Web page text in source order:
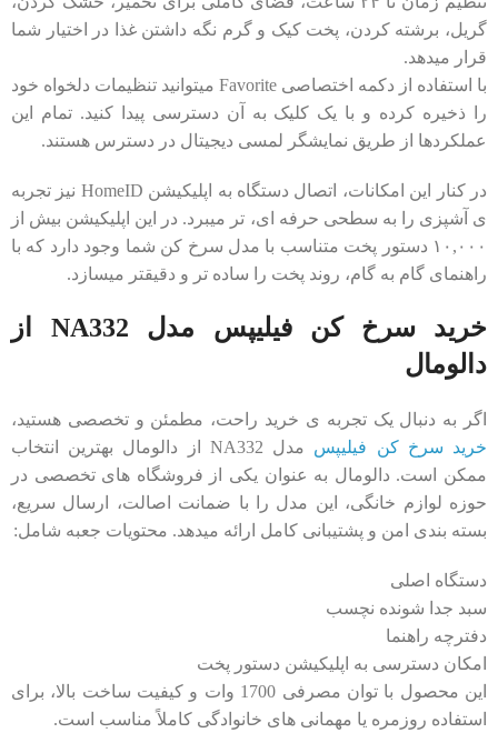
گریل، برشته‌ کردن، پخت کیک و گرم ‌نگه ‌داشتن غذا در اختیار شما
قرار میدهد.
با استفاده از دکمه اختصاصی Favorite میتوانید تنظیمات دلخواه خود
را ذخیره کرده و با یک کلیک به آن دسترسی پیدا کنید. تمام این
عملکردها از طریق نمایشگر لمسی دیجیتال در دسترس هستند.
در کنار این امکانات، اتصال دستگاه به اپلیکیشن HomeID نیز تجربه
‌ی آشپزی را به سطحی حرفه‌ ای، ‌تر میبرد. در این اپلیکیشن بیش از
۱۰,۰۰۰ دستور پخت متناسب با مدل سرخ‌ کن شما وجود دارد که با
راهنمای گام ‌به ‌گام، روند پخت را ساده ‌تر و دقیقتر میسازد.
خرید سرخ کن فیلیپس مدل NA332 از
دالومال
اگر به دنبال یک تجربه ‌ی خرید راحت، مطمئن و تخصصی هستید،
خرید سرخ کن فیلیپس
مدل NA332 از دالومال بهترین انتخاب
ممکن است. دالومال به ‌عنوان یکی از فروشگاه‌ های تخصصی در
حوزه لوازم خانگی، این مدل را با ضمانت اصالت، ارسال سریع،
بسته‌ بندی امن و پشتیبانی کامل ارائه میدهد. محتویات جعبه شامل:
دستگاه اصلی
سبد جدا شونده نچسب
دفترچه راهنما
امکان دسترسی به اپلیکیشن دستور پخت
این محصول با توان مصرفی 1700 وات و کیفیت ساخت بالا، برای
استفاده روزمره یا مهمانی ‌های خانوادگی کاملاً مناسب است.